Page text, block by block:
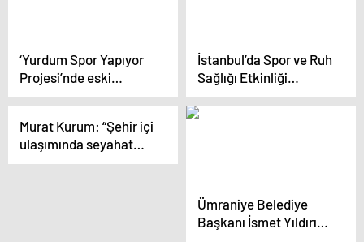
‘Yurdum Spor Yapıyor
Projesi’nde eski
futbolcular sahaya indi
İstanbul’da Spor ve Ruh
Sağlığı Etkinliği
Düzenlendi
Murat Kurum: “Şehir içi
ulaşımında seyahat
süresini yüzde 20
Ümraniye Belediye
Başkanı İsmet Yıldırım: